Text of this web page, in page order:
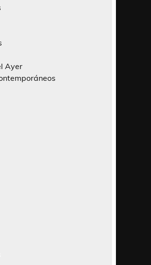
Ayer